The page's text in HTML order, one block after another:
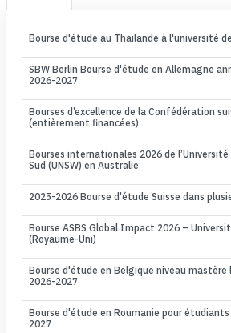
Bourse d'étude au Thailande à l'université
SBW Berlin Bourse d'étude en Allemagne
2026-2027
Bourses d’excellence de la Confédération
(entièrement financées)
Bourses internationales 2026 de
Sud (UNSW) en Australie
2025-2026 Bourse d'étude Suisse dans
Bourse ASBS Global Impact 2026 –
(Royaume-Uni)
Bourse d'étude en Belgique niveau mastère
2026-2027
Bourse d'étude en Roumanie pour
2027